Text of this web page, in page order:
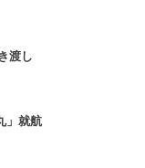
渡し
」就航